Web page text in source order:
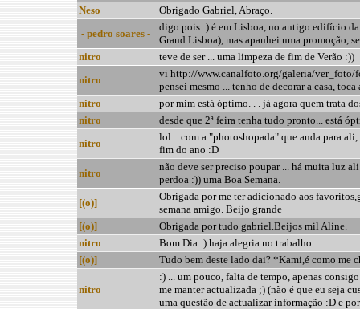
Neso
Obrigado Gabriel, Abraço.
- pedro soares -
digo pois :) é em Lisboa, no antigo edifício
Grand Lisboa), mas apanhei uma promoção,
nitro
teve de ser ... uma limpeza de fim de Verão :))
nitro
vi http://www.canalfoto.org/galeria/
pensei mesmo ... tenho de decorar a casa,
nitro
por mim está óptimo. . . já agora quem trata
nitro
desde que 2ª feira tenha tudo pronto... está
nitro
lol... com a "photoshopada" que anda para
fim do ano :D
nitro
não deve ser preciso poupar ... há muita luz
perdoa :)) uma Boa Semana.
[(o)]
Obrigada por me ter adicionado aos
semana amigo. Beijo grande
[(o)]
Obrigada por tudo gabriel.Beijos mil Aline.
nitro
Bom Dia :) haja alegria no trabalho . . .
[(o)]
Tudo bem deste lado dai? *Kami,é como me
nitro
:) ... um pouco, falta de tempo, apenas
me manter actualizada ;) (não é que eu seja
uma questão de actualizar informação :D e